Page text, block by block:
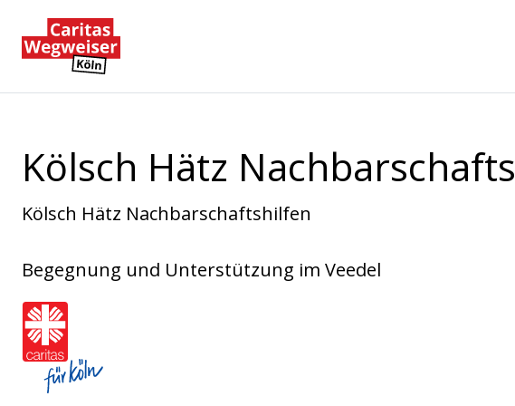
Zur Startseite navigieren
Kölsch Hätz
Kölsch Hätz Nachbarschaftshilfen
Begegnung und Unterstützung im Veedel
Caritasverband für die Stadt Köln e.V.